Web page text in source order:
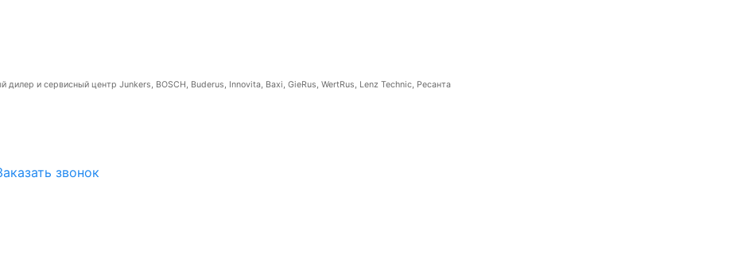
дилер и сервисный центр Junkers, BOSCH, Buderus, Innovita, Baxi, GieRus, WertRus, Lenz Technic, Ресанта
звонок